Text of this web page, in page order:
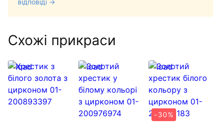
Схожі прикраси
-30%